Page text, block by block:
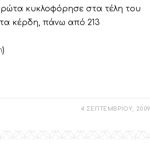
κυκλοφόρησε στα τέλη του
κέρδη, πάνω από 213
)
4 ΣΕΠΤΕΜΒΡΙΟΥ, 2009